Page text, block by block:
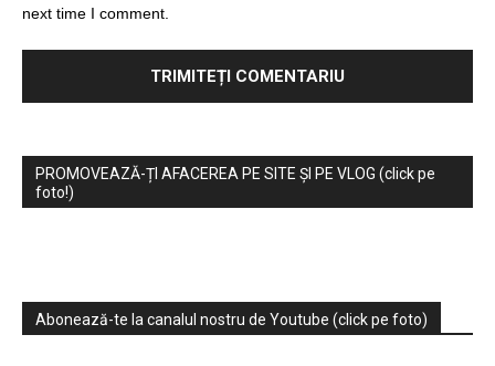
next time I comment.
PROMOVEAZĂ-ȚI AFACEREA PE SITE ȘI PE VLOG (click pe
foto!)
Abonează-te la canalul nostru de Youtube (click pe foto)